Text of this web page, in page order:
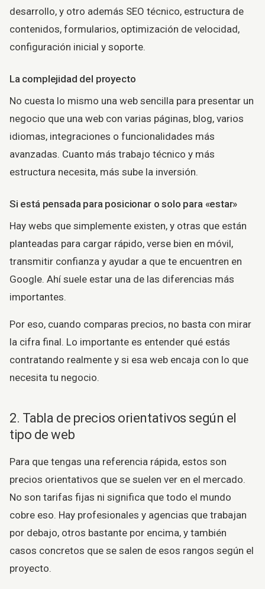
desarrollo, y otro además SEO técnico, estructura de
contenidos, formularios, optimización de velocidad,
configuración inicial y soporte.
La complejidad del proyecto
No cuesta lo mismo una web sencilla para presentar un
negocio que una web con varias páginas, blog, varios
idiomas, integraciones o funcionalidades más
avanzadas. Cuanto más trabajo técnico y más
estructura necesita, más sube la inversión.
Si está pensada para posicionar o solo para «estar»
Hay webs que simplemente existen, y otras que están
planteadas para cargar rápido, verse bien en móvil,
transmitir confianza y ayudar a que te encuentren en
Google. Ahí suele estar una de las diferencias más
importantes.
Por eso, cuando comparas precios, no basta con mirar
la cifra final. Lo importante es entender qué estás
contratando realmente y si esa web encaja con lo que
necesita tu negocio.
2. Tabla de precios orientativos según el
tipo de web
Para que tengas una referencia rápida, estos son
precios orientativos que se suelen ver en el mercado.
No son tarifas fijas ni significa que todo el mundo
cobre eso. Hay profesionales y agencias que trabajan
por debajo, otros bastante por encima, y también
casos concretos que se salen de esos rangos según el
proyecto.